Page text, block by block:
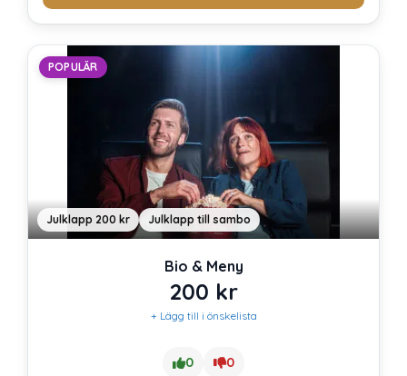
POPULÄR
Julklapp 200 kr Julklapp till sambo
Bio & Meny
200 kr
+ Lägg till i önskelista
0 0